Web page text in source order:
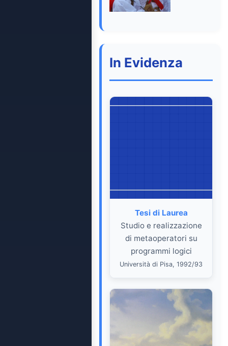
In Evidenza
Tesi di Laurea
Studio e realizzazione
di metaoperatori su
programmi logici
Università di Pisa, 1992/93